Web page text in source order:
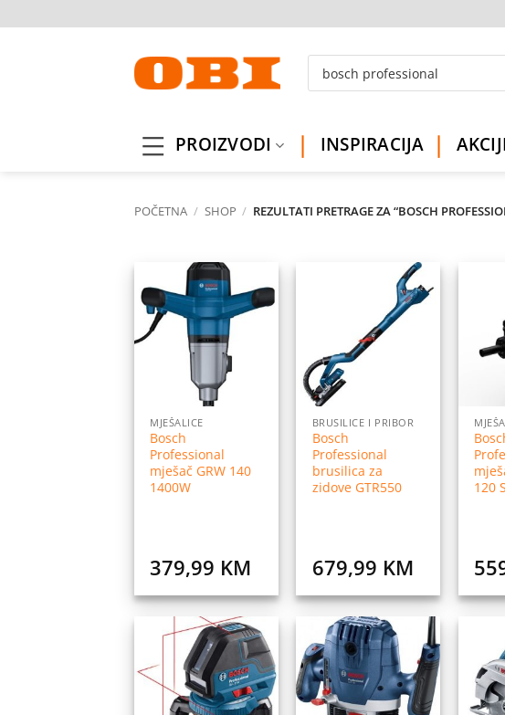
to
Products
search
PROIZVODI INSPIRACIJA
POČETNA / SHOP / REZULTATI PRETRAGE ZA “BOSCH
Dodaj
MJEŠALICE
Bosch
Professional
mješač GRW 140
1400W
379,99 KM
Dodaj
BRUSILICE I PRIBOR
Bosch
Professional
brusilica za
zidove GTR550
679,99 KM
120
Dodaj
na
listu
želja
Dodaj
na
listu
želja